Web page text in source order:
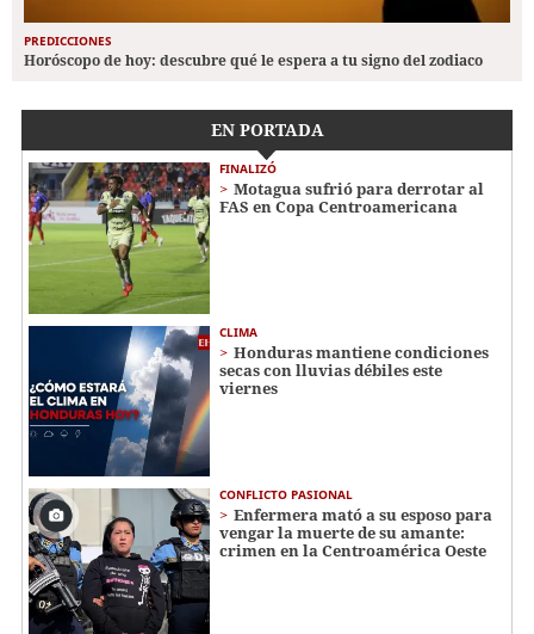
PREDICCIONES
Horóscopo de hoy: descubre qué le espera a tu signo del zodiaco
EN PORTADA
FINALIZÓ
Motagua sufrió para derrotar al
FAS en Copa Centroamericana
CLIMA
Honduras mantiene condiciones
secas con lluvias débiles este
viernes
CONFLICTO PASIONAL
Enfermera mató a su esposo para
vengar la muerte de su amante:
crimen en la Centroamérica Oeste